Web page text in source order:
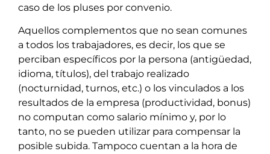
caso de los pluses por convenio.
Aquellos complementos que no sean comunes
a todos los trabajadores, es decir, los que se
perciban específicos por la persona (antigüedad,
idioma, títulos), del trabajo realizado
(nocturnidad, turnos, etc.) o los vinculados a los
resultados de la empresa (productividad, bonus)
no computan como salario mínimo y, por lo
tanto, no se pueden utilizar para compensar la
posible subida. Tampoco cuentan a la hora de